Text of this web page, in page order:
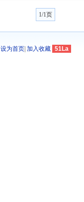
1/1页
设为首页 加入收藏 51La